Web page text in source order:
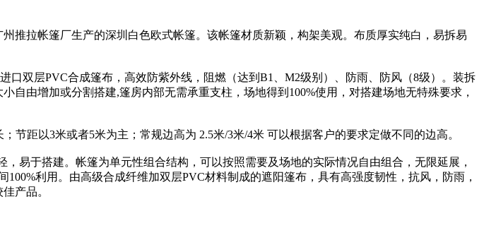
推拉帐篷厂生产的深圳白色欧式帐篷。该帐篷材质新颖，构架美观。布质厚实纯白，易拆易
口双层PVC合成篷布，高效防紫外线，阻燃（达到B1、M2级别）、防雨、防风（8级）。装拆
由增加或分割搭建,篷房内部无需承重支柱，场地得到100%使用，对搭建场地无特殊要求，
距以3米或者5米为主；常规边高为 2.5米/3米/4米 可以根据客户的要求定做不同的边高。
易于搭建。帐篷为单元性组合结构，可以按照需要及场地的实际情况自由组合，无限延展，
利用。由高级合成纤维加双层PVC材料制成的遮阳篷布，具有高强度韧性，抗风，防雨，
产品。